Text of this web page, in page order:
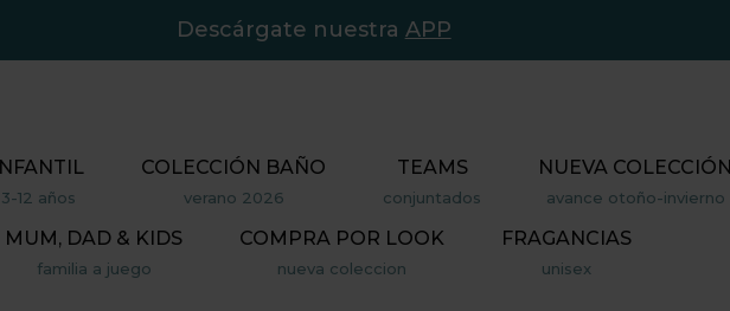
Descárgate nuestra APP
INFANTIL
3-12 años
COLECCIÓN BAÑO
verano 2026
TEAMS
conjuntados
NUEVA COLECCIÓN
avance otoño-invierno
MUM, DAD & KIDS
familia a juego
COMPRA POR LOOK
nueva coleccion
FRAGANCIAS
unisex